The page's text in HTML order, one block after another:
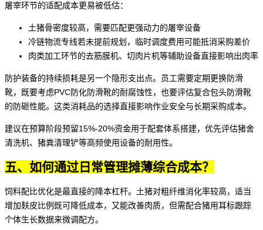
屠宰环节的适配成本更易被低估：
土猪骨密度较高，需要匹配更强动力的屠宰设备
冷链物流专线若未提前规划，临时调度费用可能抵消采购差价
肉类加工环节的去筋膜机、 切肉片机等辅助设备直接影响出肉率
防护装备的持续损耗是另一个隐形支出点。员工需要定期更换防滑
靴，既要考虑PVC防化防滑靴的耐腐蚀性，也要评估复合包头防滑靴
的防砸性能。这类消耗品的选择直接影响作业安全与长期采购成本。
建议在预算阶段预留15%-20%资金用于配套体系搭建，优先评估猪舍
清洗机、 猪粪清理铲等高频使用设备的耐用性。
五、如何通过日常管理摊薄综合成本？
饲料配比优化是最直接的降本杠杆。土猪对粗纤维消化率较高，适当
增加麸皮比例既可降低成本，又能改善肉质，但需配合猪用耳标跟踪
个体生长数据来微调配方。